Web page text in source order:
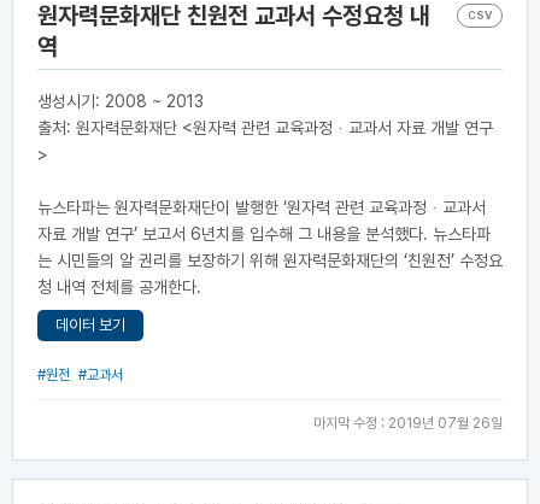
원자력문화재단 친원전 교과서 수정요청 내
역
CSV
생성시기: 2008 ~ 2013
출처: 원자력문화재단 <원자력 관련 교육과정ᆞ교과서 자료 개발 연구
>
뉴스타파는 원자력문화재단이 발행한 ‘원자력 관련 교육과정ᆞ교과서
자료 개발 연구’ 보고서 6년치를 입수해 그 내용을 분석했다. 뉴스타파
는 시민들의 알 권리를 보장하기 위해 원자력문화재단의 ‘친원전’ 수정요
청 내역 전체를 공개한다.
데이터 보기
#원전 #교과서
마지막 수정 : 2019년 07월 26일